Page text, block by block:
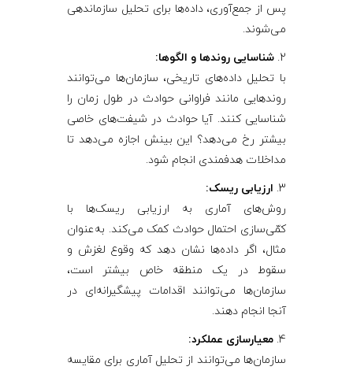
پس از جمع‌آوری، داده‌ها برای تحلیل سازماندهی
می‌شوند.
شناسایی روندها و الگوها:
با تحلیل داده‌های تاریخی، سازمان‌ها می‌توانند
روندهایی مانند فراوانی حوادث در طول زمان را
شناسایی کنند. آیا حوادث در شیفت‌های خاصی
بیشتر رخ می‌دهد؟ این بینش اجازه می‌دهد تا
مداخلات هدفمندی انجام شود.
ارزیابی ریسک:
روش‌های آماری به ارزیابی ریسک‌ها با
کمّی‌سازی احتمال حوادث کمک می‌کند. به‌عنوان
مثال، اگر داده‌ها نشان دهد که وقوع لغزش و
سقوط در یک منطقه خاص بیشتر است،
سازمان‌ها می‌توانند اقدامات پیشگیرانه‌ای در
آنجا انجام دهند.
معیارسازی عملکرد:
سازمان‌ها می‌توانند از تحلیل آماری برای مقایسه